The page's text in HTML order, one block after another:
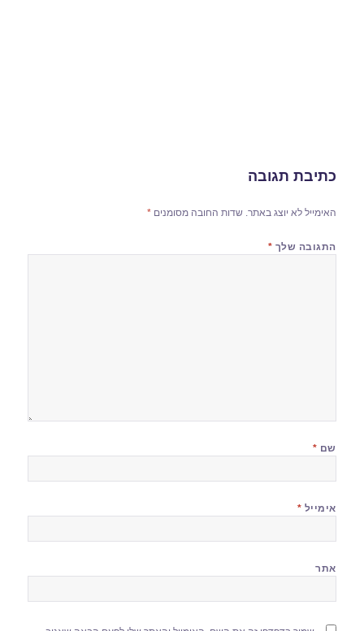
כתיבת תגובה
האימייל לא יוצג באתר. שדות החובה מסומנים*
התגובה שלך *
שם *
אימייל *
אתר